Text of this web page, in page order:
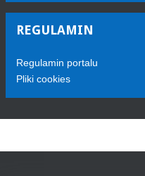
REGULAMIN
Regulamin portalu
Pliki cookies